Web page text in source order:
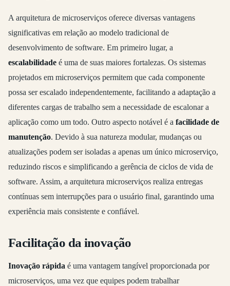
A arquitetura de microserviços oferece diversas vantagens
significativas em relação ao modelo tradicional de
desenvolvimento de software. Em primeiro lugar, a
escalabilidade é uma de suas maiores fortalezas. Os sistemas
projetados em microserviços permitem que cada componente
possa ser escalado independentemente, facilitando a adaptação a
diferentes cargas de trabalho sem a necessidade de escalonar a
aplicação como um todo. Outro aspecto notável é a facilidade de
manutenção. Devido à sua natureza modular, mudanças ou
atualizações podem ser isoladas a apenas um único microserviço,
reduzindo riscos e simplificando a gerência de ciclos de vida de
software. Assim, a arquitetura microserviços realiza entregas
contínuas sem interrupções para o usuário final, garantindo uma
experiência mais consistente e confiável.
Facilitação da inovação
Inovação rápida é uma vantagem tangível proporcionada por
microserviços, uma vez que equipes podem trabalhar